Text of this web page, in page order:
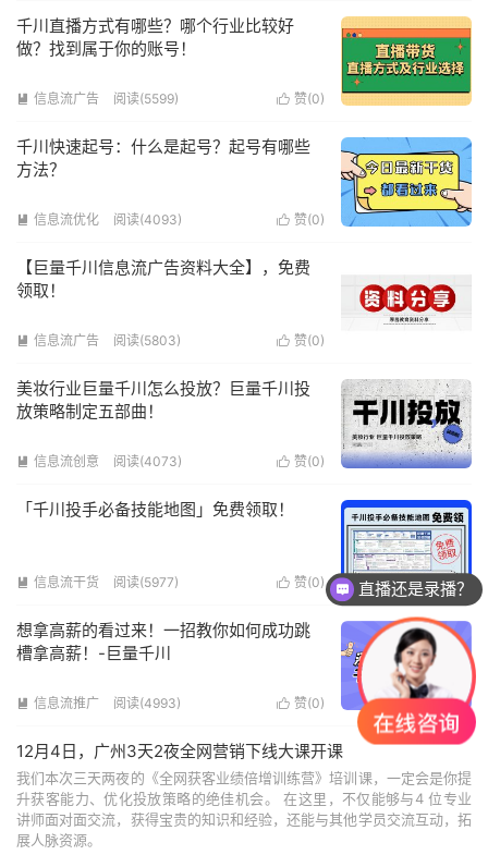
千川直播方式有哪些？哪个行业比较好
做？找到属于你的账号！
 赞(0)
 信息流广告 阅读(5599)
千川快速起号：什么是起号？起号有哪些
方法？
 赞(0)
 信息流优化 阅读(4093)
【巨量千川信息流广告资料大全】，免费
领取！
 赞(0)
 信息流广告 阅读(5803)
美妆行业巨量千川怎么投放？巨量千川投
放策略制定五部曲！
 赞(0)
 信息流创意 阅读(4073)
「千川投手必备技能地图」免费领取！
 赞(0)
 信息流干货 阅读(5977)
想拿高薪的看过来！一招教你如何成功跳
槽拿高薪！-巨量千川
 赞(0)
 信息流推广 阅读(4993)
12月4日，广州3天2夜全网营销下线大课开课
我们本次三天两夜的《全网获客业绩倍增训练营》培训课，一定会是你提
升获客能力、优化投放策略的绝佳机会。 在这里，不仅能够与4 位专业
讲师面对面交流，获得宝贵的知识和经验，还能与其他学员交流互动，拓
展人脉资源。
直播还是录播？